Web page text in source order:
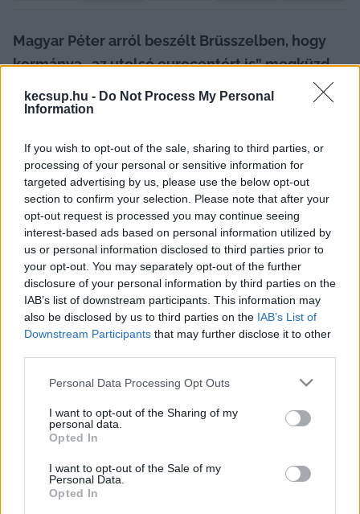
kecsup.hu - Do Not Process My Personal
Information
If you wish to opt-out of the sale, sharing to third parties, or
processing of your personal or sensitive information for
targeted advertising by us, please use the below opt-out
section to confirm your selection. Please note that after your
opt-out request is processed you may continue seeing
interest-based ads based on personal information utilized by
us or personal information disclosed to third parties prior to
your opt-out. You may separately opt-out of the further
disclosure of your personal information by third parties on the
IAB’s list of downstream participants. This information may
also be disclosed by us to third parties on the IAB’s List of
Downstream Participants that may further disclose it to other
Please note that this website/app uses one or more Google
not limited to your visit or usage behaviour. You may click to
grant or deny consent to Google and its third-party tags to
use your data for below specified purposes in below Google
consent section.
Personal Data Processing Opt Outs
I want to opt-out of the Sharing of my
personal data.
Opted In
I want to opt-out of the Sale of my
Personal Data.
Opted In
Magyar Péter arról beszélt Brüsszelben, hogy
kormánya „az utolsó eurocentért is” megküzd
azért, hogy Magyarország hozzájusson a
korábban befagyasztott uniós forrásokhoz. A
uniós vezetők képviselőivel tárgyalt
Brüsszelben, ahol a jogállamisági és korrupciós
viták miatt zárolt támogatások felszabadítása
volt a központi téma - írja az Euronews.
Lapszemle.
A lap emlékeztet: az Európai Bizottság mintegy
17 milliárd eurónyi magyar uniós pénzt tart
vissza, amelyeket még az Orbán-kormány idején
függesztettek fel. Magyar Péter szerint a források
hazahozása gazdasági és társadalmi
szempontból is kulcskérdés, ezért intenzív
tárgyalásokat folytatnak Brüsszellel.
A kormányfő várhatóan azt is szeretné tisztázni